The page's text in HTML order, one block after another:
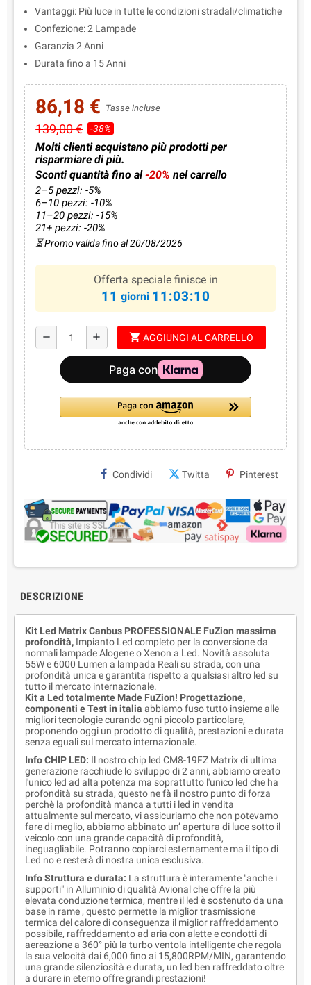
Vantaggi: Più luce in tutte le condizioni stradali/climatiche
Confezione: 2 Lampade
Garanzia 2 Anni
Durata fino a 15 Anni
86,18 € Tasse incluse
139,00 € -38%
Molti clienti acquistano più prodotti per
risparmiare di più.
Sconti quantità fino al-20% nel carrello
2–5 pezzi: -5%
6–10 pezzi: -10%
11–20 pezzi: -15%
21+ pezzi: -20%
⏳ Promo valida fino al 20/08/2026
Offerta speciale finisce in
11 giorni 11:03:10
remove add shopping_cart AGGIUNGI AL CARRELLO
Condividi Twitta Pinterest
DESCRIZIONE
Kit Led Matrix Canbus PROFESSIONALE FuZion massima
profondità, Impianto Led completo per la conversione da
normali lampade Alogene o Xenon a Led. Novità assoluta
55W e 6000 Lumen a lampada Reali su strada, con una
profondità unica e garantita rispetto a qualsiasi altro led su
tutto il mercato internazionale.
Kit a Led totalmente Made FuZion! Progettazione,
componenti e Test in italia abbiamo fuso tutto insieme alle
migliori tecnologie curando ogni piccolo particolare,
proponendo oggi un prodotto di qualità, prestazioni e durata
senza eguali sul mercato internazionale.
Info CHIP LED: Il nostro chip led CM8-19FZ Matrix di ultima
generazione racchiude lo sviluppo di 2 anni, abbiamo creato
l'unico led ad alta potenza ma soprattutto l'unico led che ha
profondità su strada, questo ne fà il nostro punto di forza
perchè la profondità manca a tutti i led in vendita
attualmente sul mercato, vi assicuriamo che non potevamo
fare di meglio, abbiamo abbinato un’ apertura di luce sotto il
veicolo con una grande capacità di profondità,
ineguagliabile. Potranno copiarci esternamente ma il tipo di
Led no e resterà di nostra unica esclusiva.
Info Struttura e durata: La struttura è interamente "anche i
supporti" in Alluminio di qualità Avional che offre la più
elevata conduzione termica, mentre il led è sostenuto da una
base in rame , questo permette la miglior trasmissione
termica del calore di conseguenza il miglior raffreddamento
possibile, raffreddamento ad aria con alette e condotti di
aereazione a 360° più la turbo ventola intelligente che regola
la sua velocità dai 6,000 fino ai 15,800RPM/MIN, garantendo
una grande silenziosità e durata, un led ben raffreddato oltre
a durare in eterno offre grandi prestazioni!